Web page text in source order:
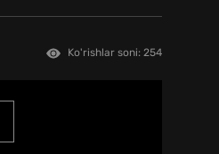
Ko'rishlar soni: 254